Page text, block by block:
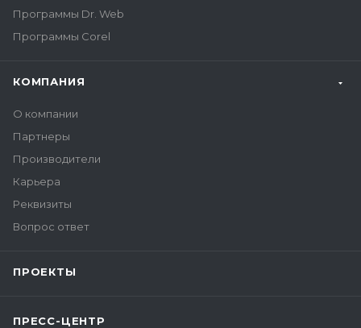
Программы Dr. Web
Программы Corel
КОМПАНИЯ
О компании
Партнеры
Производители
Карьера
Реквизиты
Вопрос ответ
ПРОЕКТЫ
ПРЕСС-ЦЕНТР